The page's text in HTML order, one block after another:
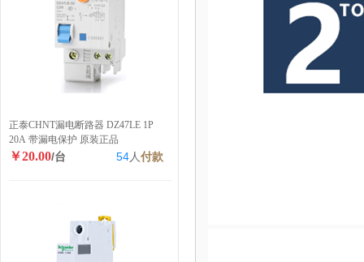
正泰CHNT漏电断路器 DZ47LE 1P
20A 带漏电保护 原装正品
￥20.00/台 54人付款